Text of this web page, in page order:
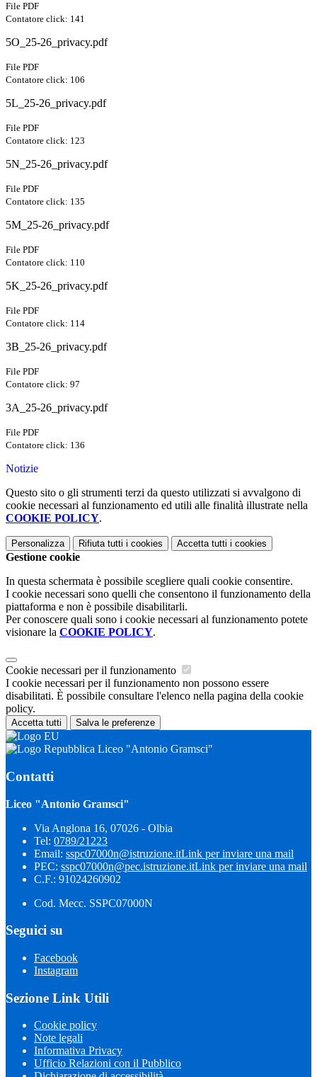
File PDF
Contatore click: 141
5O_25-26_privacy.pdf
File PDF
Contatore click: 106
5L_25-26_privacy.pdf
File PDF
Contatore click: 123
5N_25-26_privacy.pdf
File PDF
Contatore click: 135
5M_25-26_privacy.pdf
File PDF
Contatore click: 110
5K_25-26_privacy.pdf
File PDF
Contatore click: 114
3B_25-26_privacy.pdf
File PDF
Contatore click: 97
3A_25-26_privacy.pdf
File PDF
Contatore click: 136
Notizie
Questo sito o gli strumenti terzi da questo utilizzati si avvalgono di
cookie necessari al funzionamento ed utili alle finalità illustrate nella
COOKIE POLICY.
Personalizza Rifiuta tutti i cookies Accetta tutti i cookies
Gestione cookie
In questa schermata è possibile scegliere quali cookie consentire.
I cookie necessari sono quelli che consentono il funzionamento della
piattaforma e non è possibile disabilitarli.
Per conoscere quali sono i cookie necessari al funzionamento potete
visionare la COOKIE POLICY.
Cookie necessari per il funzionamento
I cookie necessari per il funzionamento non possono essere
disabilitati. È possibile consultare l'elenco nella pagina della cookie
policy.
Accetta tutti Salva le preferenze
Liceo "Antonio Gramsci"
Contatti
Liceo "Antonio Gramsci"
Via Anglona 16, 07026 - Olbia
Tel: 0789/21223
Email: sspc07000n@istruzione.itLink per inviare una mail
PEC: sspc07000n@pec.istruzione.itLink per inviare una mail
C.F.: 91024260902
Cod. Mecc. SSPC07000N
Seguici su
Facebook
Instagram
Sezione Link Utili
Cookie policy
Note legali
Informativa Privacy
Ufficio Relazioni con il Pubblico